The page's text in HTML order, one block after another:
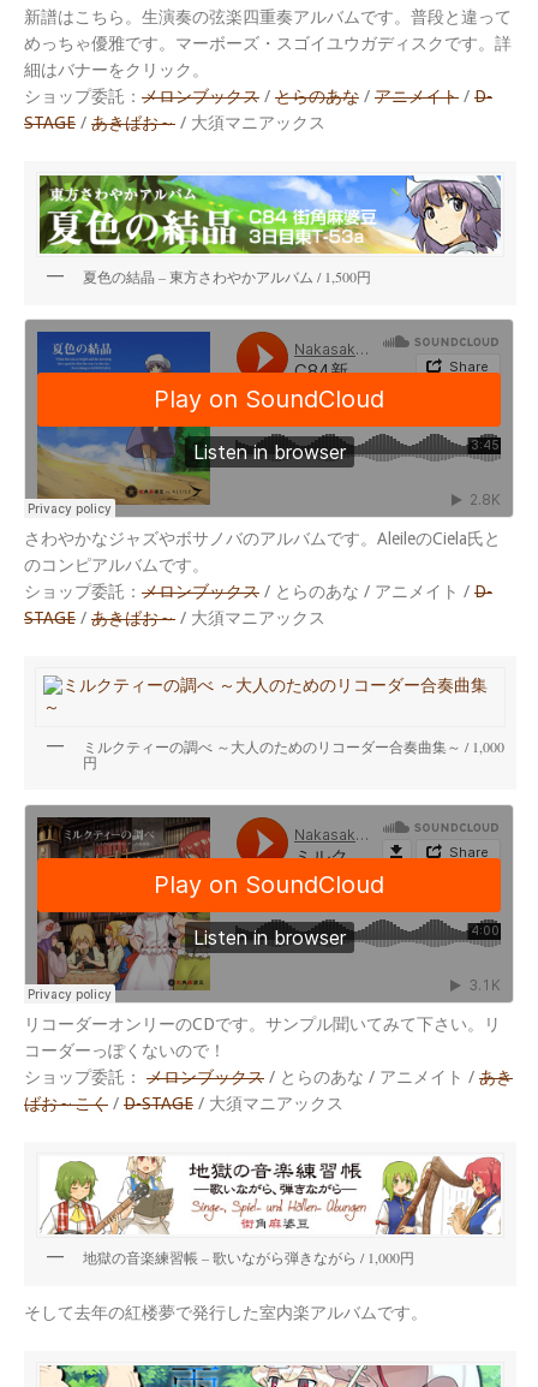
新譜はこちら。生演奏の弦楽四重奏アルバムです。普段と違って
めっちゃ優雅です。マーボーズ・スゴイユウガディスクです。詳
細はバナーをクリック。
ショップ委託： メロンブックス / とらのあな / アニメイト / D-
STAGE / あきばお～ / 大須マニアックス
夏色の結晶 – 東方さわやかアルバム / 1,500円
さわやかなジャズやボサノバのアルバムです。AleileのCiela氏と
のコンピアルバムです。
ショップ委託： メロンブックス / とらのあな / アニメイト / D-
STAGE / あきばお～ / 大須マニアックス
ミルクティーの調べ ～大人のためのリコーダー合奏曲集～ / 1,000
円
リコーダーオンリーのCDです。サンプル聞いてみて下さい。リ
コーダーっぽくないので！
ショップ委託： メロンブックス / とらのあな / アニメイト / あき
ばお～こく / D-STAGE / 大須マニアックス
地獄の音楽練習帳 – 歌いながら弾きながら / 1,000円
そして去年の紅楼夢で発行した室内楽アルバムです。